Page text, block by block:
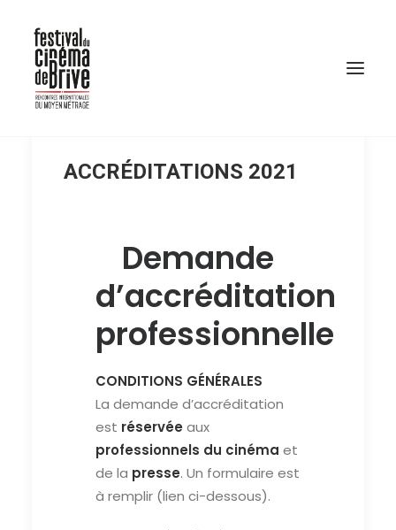
RECHERCHE
ACCRÉDITATIONS 2021
Demande
d’accréditation
professionnelle
CONDITIONS GÉNÉRALES
La demande d’accréditation
est réservée aux
professionnels du cinéma et
de la presse. Un formulaire est
à remplir (lien ci-dessous).